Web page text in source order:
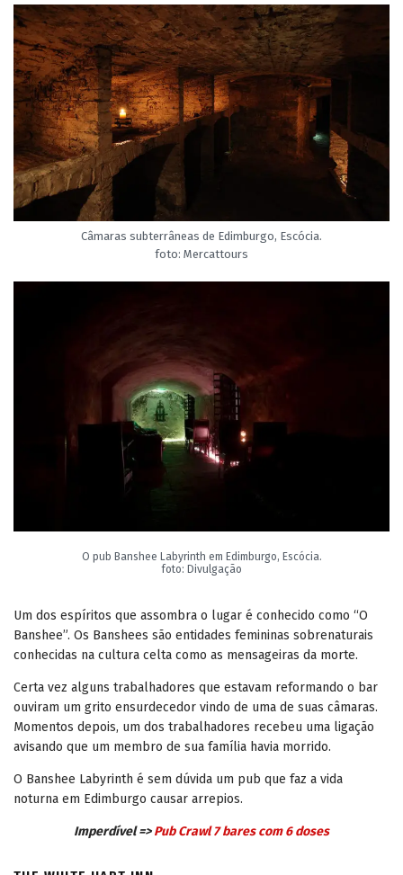
Câmaras subterrâneas de Edimburgo, Escócia.
foto: Mercattours
O pub Banshee Labyrinth em Edimburgo, Escócia.
foto: Divulgação
Um dos espíritos que assombra o lugar é conhecido como “O
Banshee”. Os Banshees são entidades femininas sobrenaturais
conhecidas na cultura celta como as mensageiras da morte.
Certa vez alguns trabalhadores que estavam reformando o bar
ouviram um grito ensurdecedor vindo de uma de suas câmaras.
Momentos depois, um dos trabalhadores recebeu uma ligação
avisando que um membro de sua família havia morrido.
O Banshee Labyrinth é sem dúvida um pub que faz a vida
noturna em Edimburgo causar arrepios.
Imperdível =>Pub Crawl 7 bares com 6 doses